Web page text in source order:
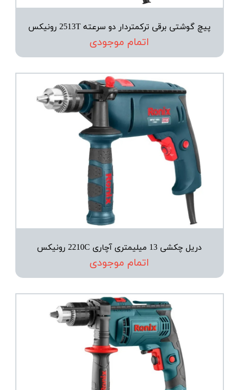
پیچ‌ گوشتی برقی ترکمتردار دو سرعته 2513T رونیکس
اتمام موجودی
دریل چکشی 13 میلیمتری آچاری 2210C رونیکس
اتمام موجودی